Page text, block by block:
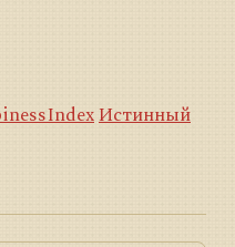
Истинный